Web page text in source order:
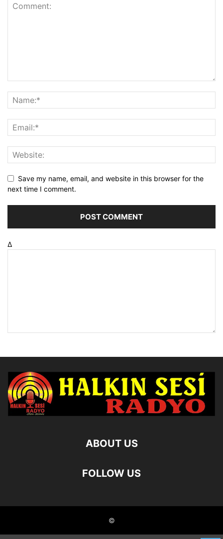
Save my name, email, and website in this browser for the
next time I comment.
Δ
ABOUT US
FOLLOW US
©